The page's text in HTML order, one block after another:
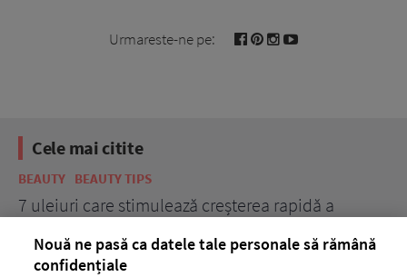
Urmareste-ne pe:
Cele mai citite
BEAUTY BEAUTY TIPS
7 uleiuri care stimulează creșterea rapidă a
Nouă ne pasă ca datele tale personale să rămână
confidențiale